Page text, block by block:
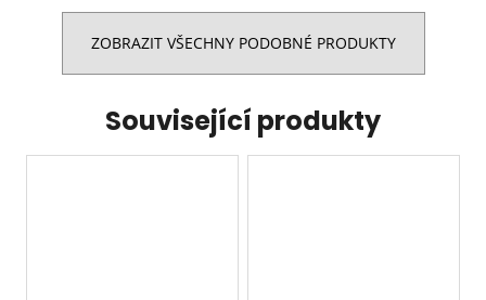
ZOBRAZIT VŠECHNY PODOBNÉ PRODUKTY
Související produkty